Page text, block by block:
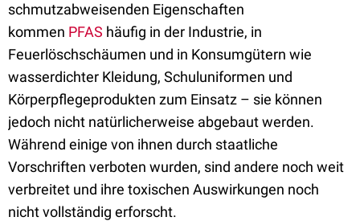
schmutzabweisenden Eigenschaften
kommen PFAS häufig in der Industrie, in
Feuerlöschschäumen und in Konsumgütern wie
wasserdichter Kleidung, Schuluniformen und
Körperpflegeprodukten zum Einsatz – sie können
jedoch nicht natürlicherweise abgebaut werden.
Während einige von ihnen durch staatliche
Vorschriften verboten wurden, sind andere noch weit
verbreitet und ihre toxischen Auswirkungen noch
nicht vollständig erforscht.